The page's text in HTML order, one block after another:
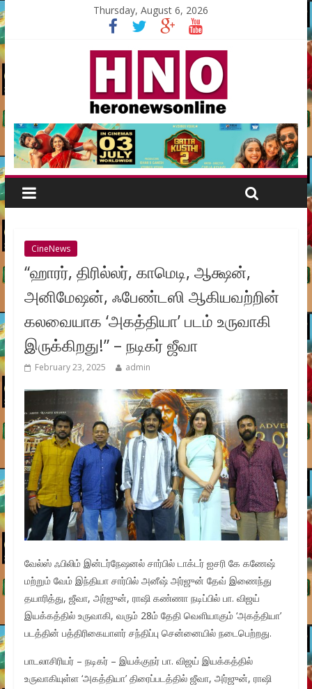
Thursday, August 6, 2026
CineNews
“ஹாரர், திரில்லர், காமெடி, ஆக்ஷன்,
அனிமேஷன், ஃபேண்டஸி ஆகியவற்றின்
கலவையாக ‘அகத்தியா’ படம் உருவாகி
இருக்கிறது!” – நடிகர் ஜீவா
February 23, 2025 admin
வேல்ஸ் ஃபிலிம் இன்டர்நேஷனல் சார்பில் டாக்டர் ஐசரி கே கணேஷ்
மற்றும் வேம் இந்தியா சார்பில் அனீஷ் அர்ஜுன் தேவ் இணைந்து
தயாரித்து, ஜீவா, அர்ஜுன், ராஷி கண்ணா நடிப்பில் பா. விஜய்
இயக்கத்தில் உருவாகி, வரும் 28ம் தேதி வெளியாகும் ‘அகத்தியா’
படத்தின் பத்திரிகையாளர் சந்திப்பு சென்னையில் நடைபெற்றது.
பாடலாசிரியர் – நடிகர் – இயக்குநர் பா. விஜய் இயக்கத்தில்
உருவாகியுள்ள ‘அகத்தியா’ திரைப்படத்தில் ஜீவா, அர்ஜுன், ராஷி